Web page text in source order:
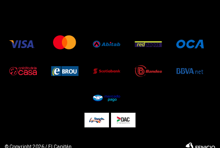
© Copyright 2026 / El Capitán